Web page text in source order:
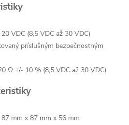
VDC (8,5 VDC až 30 VDC)
príslušným bezpečnostným
Ω +/- 10 % (8,5 VDC až 30 VDC)
mm x 87 mm x 56 mm